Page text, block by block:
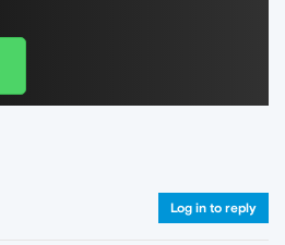
Log in to reply